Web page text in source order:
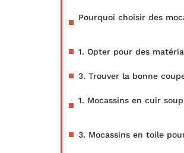
Pourquoi choisir des
1. Opter pour des
3. Trouver la bonne
1. Mocassins en cuir
3. Mocassins en toile